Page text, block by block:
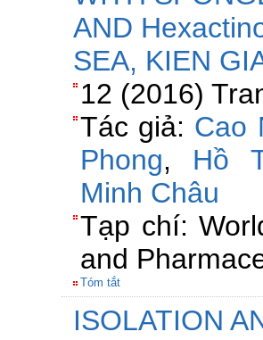
AND
SEA, KIEN
12 (2016)
Tác giả: Cao
Phong, Hồ
Minh Châu
Tạp chí:
and
Tóm tắt
ISOLATION